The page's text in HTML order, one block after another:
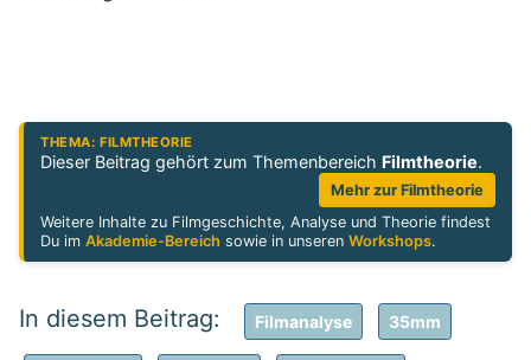
THEMA: FILMTHEORIE
Dieser Beitrag gehört zum Themenbereich Filmtheorie.
Mehr zur Filmtheorie
Weitere Inhalte zu Filmgeschichte, Analyse und Theorie findest
Du imAkademie-Bereich sowie in unserenWorkshops.
Filmanalyse 35mm